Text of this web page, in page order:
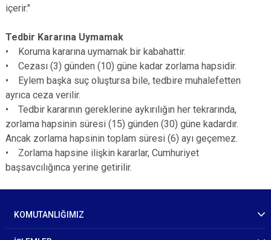
içerir."
Tedbir Kararına Uymamak
• Koruma kararına uymamak bir kabahattir.
• Cezası (3) günden (10) güne kadar zorlama hapsidir.
• Eylem başka suç oluştursa bile, tedbire muhalefetten
ayrıca ceza verilir.
• Tedbir kararının gereklerine aykırılığın her tekrarında,
zorlama hapsinin süresi (15) günden (30) güne kadardır.
Ancak zorlama hapsinin toplam süresi (6) ayı geçemez.
• Zorlama hapsine ilişkin kararlar, Cumhuriyet
başsavcılığınca yerine getirilir.
KOMUTANLIĞIMIZ